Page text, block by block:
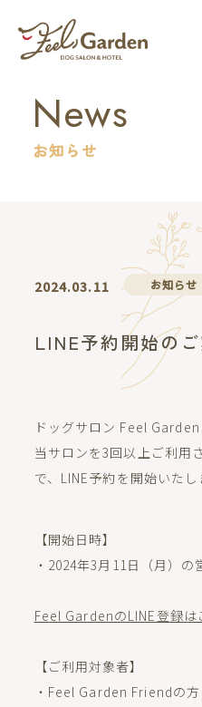
News
お知らせ
2024.03.11 お知らせ
LINE予約開始の
ドッグサロン Feel
当サロンを3回以上ご利用
で、LINE予約を開始いたし
【開始日時】
・2024年3月11日（月）の
Feel GardenのLINE登録は
【ご利用対象者】
・Feel Garden Friendの